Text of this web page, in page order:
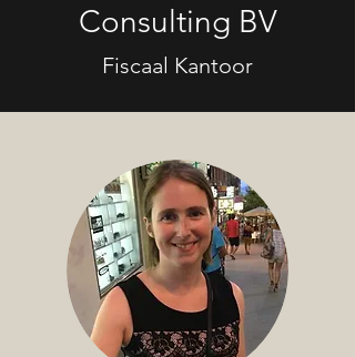
Consulting BV
Fiscaal Kantoor